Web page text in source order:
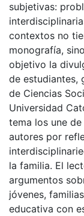
subjetivas:
contextos no
monografía,
objetivo la
de estudiantes,
de Ciencias
Universidad
tema los une
autores por
la familia. El
argumentos
jóvenes,
educativa con